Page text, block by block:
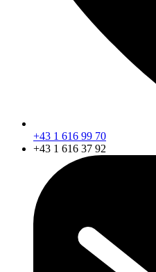
+43 1 616 99 70
+43 1 616 37 92